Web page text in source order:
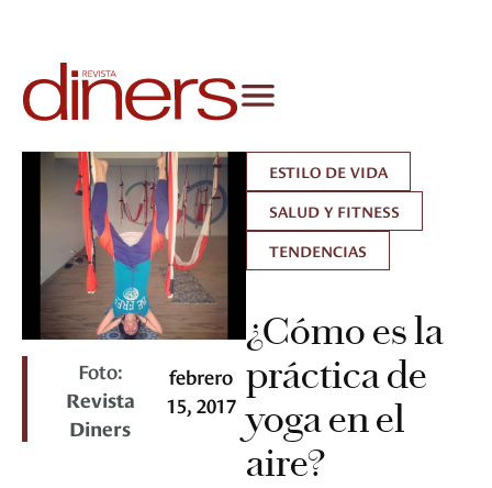
Foto:
Revista
Diners
febrero
15, 2017
ESTILO DE VIDA
SALUD Y FITNESS
TENDENCIAS
¿Cómo es la
práctica de
yoga en el
aire?